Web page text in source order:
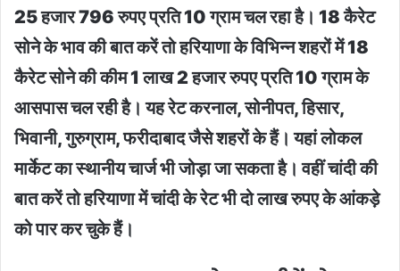
25 हजार 796 रुपए प्रति 10 ग्राम चल रहा है। 18 कैरेट
सोने के भाव की बात करें तो हरियाणा के विभिन्न शहरों में 18
कैरेट सोने की कीम 1 लाख 2 हजार रुपए प्रति 10 ग्राम के
आसपास चल रही है। यह रेट करनाल, सोनीपत, हिसार,
भिवानी, गुरुग्राम, फरीदाबाद जैसे शहरों के हैं। यहां लोकल
मार्केट का स्थानीय चार्ज भी जोड़ा जा सकता है। वहीं चांदी की
बात करें तो हरियाणा में चांदी के रेट भी दो लाख रुपए के आंकड़े
को पार कर चुके हैं।